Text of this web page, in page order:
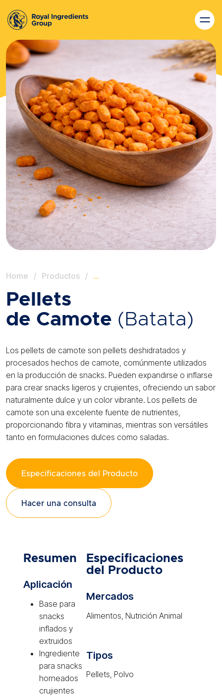
Home / Productos / …
Pellets
de Camote (Batata)
Los pellets de camote son pellets deshidratados y
procesados hechos de camote, comúnmente utilizados
en la producción de snacks. Pueden expandirse o inflarse
para crear snacks ligeros y crujientes, ofreciendo un sabor
naturalmente dulce y un color vibrante. Los pellets de
camote son una excelente fuente de nutrientes,
proporcionando fibra y vitaminas, mientras son versátiles
tanto en formulaciones dulces como saladas.
Especificaciones del Producto
Hacer una consulta
Resumen
Aplicación
Base para
snacks
inflados y
extruidos
Ingrediente
para snacks
horneados
crujientes
Especificaciones
del Producto
Mercados
Alimentos, Nutrición Animal
Tipos
Pellets, Polvo